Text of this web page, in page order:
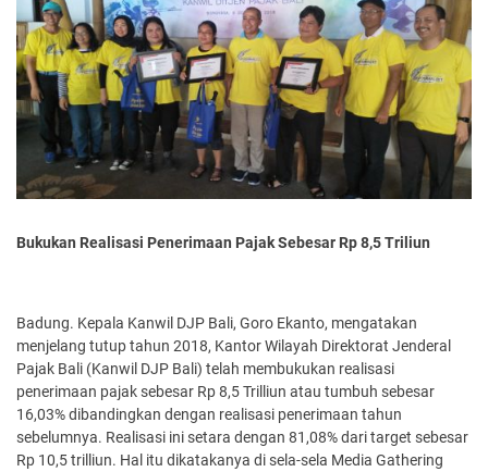
Bukukan Realisasi Penerimaan Pajak Sebesar Rp 8,5 Triliun
Badung. Kepala Kanwil DJP Bali, Goro Ekanto, mengatakan
menjelang tutup tahun 2018, Kantor Wilayah Direktorat Jenderal
Pajak Bali (Kanwil DJP Bali) telah membukukan realisasi
penerimaan pajak sebesar Rp 8,5 Trilliun atau tumbuh sebesar
16,03% dibandingkan dengan realisasi penerimaan tahun
sebelumnya. Realisasi ini setara dengan 81,08% dari target sebesar
Rp 10,5 trilliun. Hal itu dikatakanya di sela-sela Media Gathering